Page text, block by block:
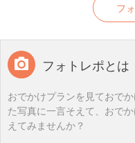
フ
フォトレポとは
おでかけプランを見ておで
た写真に一言そえて、おで
えてみませんか？